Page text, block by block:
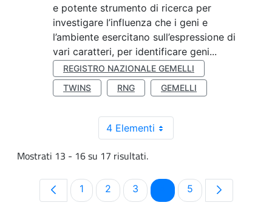
e potente strumento di ricerca per
investigare l’influenza che i geni e
l’ambiente esercitano sull’espressione di
vari caratteri, per identificare geni...
REGISTRO NAZIONALE GEMELLI
TWINS
RNG GEMELLI
4 Elementi
Mostrati 13 - 16 su 17 risultati.
Pagina
1 Pagina
2 Pagina
3 PaginaPagina
5